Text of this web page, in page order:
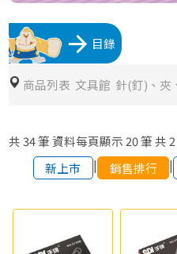
arrow_forward 目錄
商品列表 文具館 針(釘)、夾
共 34筆 資料每頁顯示 20筆 共 2
新上市
| 銷售排行 |